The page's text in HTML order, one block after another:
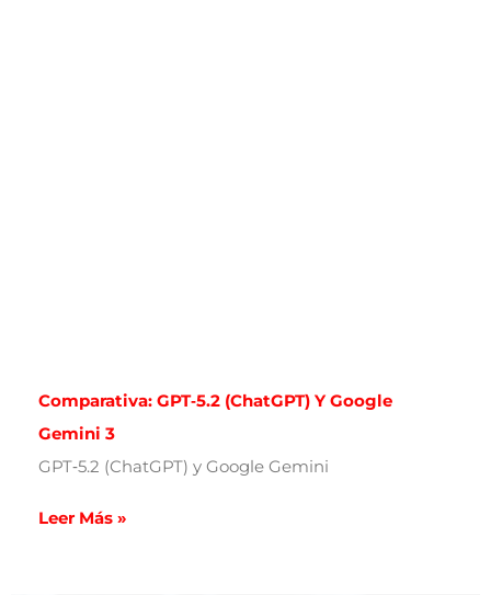
Comparativa: GPT‑5.2 (ChatGPT) Y Google
Gemini 3
GPT‑5.2 (ChatGPT) y Google Gemini
Leer Más »